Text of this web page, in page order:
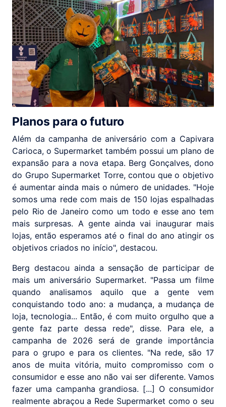
Planos para o futuro
Além da campanha de aniversário com a Capivara
Carioca, o Supermarket também possui um plano de
expansão para a nova etapa. Berg Gonçalves, dono
do Grupo Supermarket Torre, contou que o objetivo
é aumentar ainda mais o número de unidades. "Hoje
somos uma rede com mais de 150 lojas espalhadas
pelo Rio de Janeiro como um todo e esse ano tem
mais surpresas. A gente ainda vai inaugurar mais
lojas, então esperamos até o final do ano atingir os
objetivos criados no início", destacou.
Berg destacou ainda a sensação de participar de
mais um aniversário Supermarket. "Passa um filme
quando analisamos aquilo que a gente vem
conquistando todo ano: a mudança, a mudança de
loja, tecnologia... Então, é com muito orgulho que a
gente faz parte dessa rede", disse. Para ele, a
campanha de 2026 será de grande importância
para o grupo e para os clientes. "Na rede, são 17
anos de muita vitória, muito compromisso com o
consumidor e esse ano não vai ser diferente. Vamos
fazer uma campanha grandiosa. [...] O consumidor
realmente abraçou a Rede Supermarket como o seu